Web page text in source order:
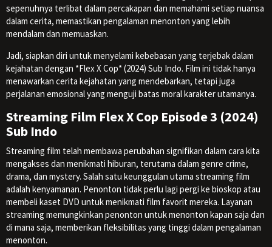
sepenuhnya terlibat dalam percakapan dan memahami setiap nuansa
dalam cerita, memastikan pengalaman menonton yang lebih
mendalam dan memuaskan.
Jadi, siapkan diri untuk menyelami kebebasan yang terjebak dalam
kejahatan dengan *Flex X Cop* (2024) Sub Indo. Film ini tidak hanya
menawarkan cerita kejahatan yang mendebarkan, tetapi juga
perjalanan emosional yang menguji batas moral karakter utamanya.
Streaming Film Flex X Cop Episode 3 (2024)
Sub Indo
Streaming film telah membawa perubahan signifikan dalam cara kita
mengakses dan menikmati hiburan, terutama dalam genre crime,
drama, dan mystery. Salah satu keunggulan utama streaming film
adalah kenyamanan. Penonton tidak perlu lagi pergi ke bioskop atau
membeli kaset DVD untuk menikmati film favorit mereka. Layanan
streaming memungkinkan penonton untuk menonton kapan saja dan
di mana saja, memberikan fleksibilitas yang tinggi dalam pengalaman
menonton.